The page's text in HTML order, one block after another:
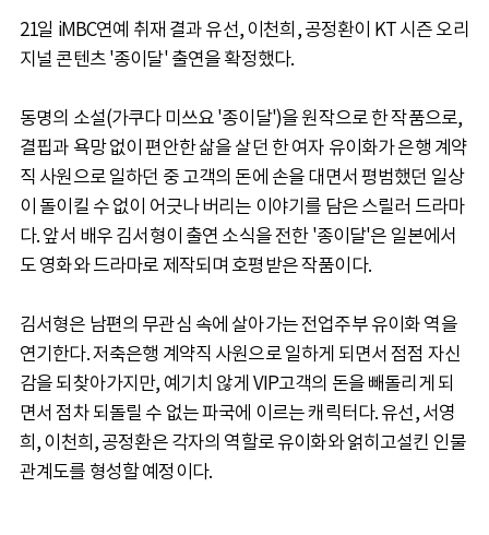
21일 iMBC연예 취재 결과 유선, 이천희, 공정환이 KT 시즌 오리
지널 콘텐츠 '종이달' 출연을 확정했다.
동명의 소설(가쿠다 미쓰요 '종이달')을 원작으로 한 작품으로,
결핍과 욕망 없이 편안한 삶을 살던 한 여자 유이화가 은행 계약
직 사원으로 일하던 중 고객의 돈에 손을 대면서 평범했던 일상
이 돌이킬 수 없이 어긋나 버리는 이야기를 담은 스릴러 드라마
다. 앞서 배우 김서형이 출연 소식을 전한 '종이달'은 일본에서
도 영화와 드라마로 제작되며 호평받은 작품이다.
김서형은 남편의 무관심 속에 살아가는 전업주부 유이화 역을
연기한다. 저축은행 계약직 사원으로 일하게 되면서 점점 자신
감을 되찾아가지만, 예기치 않게 VIP고객의 돈을 빼돌리게 되
면서 점차 되돌릴 수 없는 파국에 이르는 캐릭터다. 유선, 서영
희, 이천희, 공정환은 각자의 역할로 유이화와 얽히고설킨 인물
관계도를 형성할 예정이다.